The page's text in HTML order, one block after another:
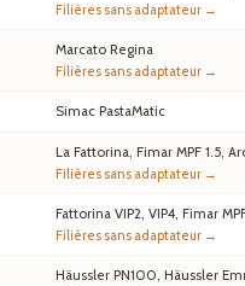
Filières sans adaptateur →
Marcato Regina
Filières sans adaptateur →
Simac PastaMatic
La Fattorina, Fimar MPF 1.5,
Filières sans adaptateur →
Fattorina VIP2, VIP4, Fimar
Filières sans adaptateur →
Häussler PN100, Häussler